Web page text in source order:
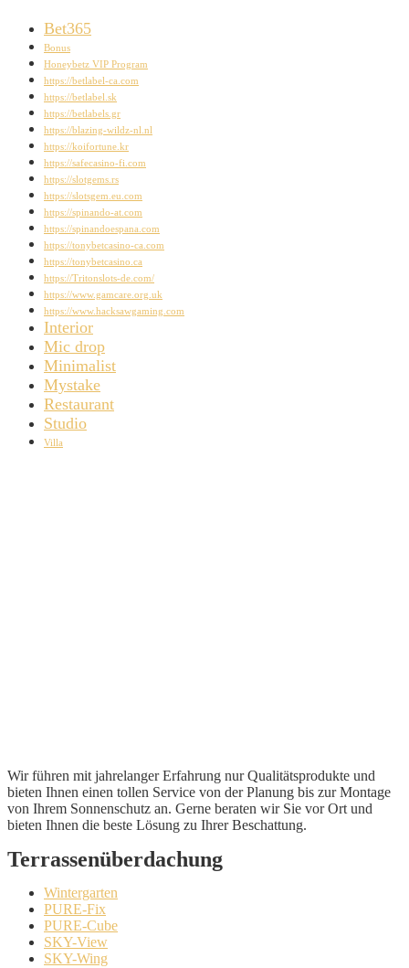
Bet365
Bonus
Honeybetz VIP Program
https://betlabel-ca.com
https://betlabel.sk
https://betlabels.gr
https://blazing-wildz-nl.nl
https://koifortune.kr
https://safecasino-fi.com
https://slotgems.rs
https://slotsgem.eu.com
https://spinando-at.com
https://spinandoespana.com
https://tonybetcasino-ca.com
https://tonybetcasino.ca
https://Tritonslots-de.com/
https://www.gamcare.org.uk
https://www.hacksawgaming.com
Interior
Mic drop
Minimalist
Mystake
Restaurant
Studio
Villa
Wir führen mit jahrelanger Erfahrung nur Qualitätsprodukte und
bieten Ihnen einen tollen Service von der Planung bis zur Montage
von Ihrem Sonnenschutz an. Gerne beraten wir Sie vor Ort und
bieten Ihnen die beste Lösung zu Ihrer Beschattung.
Terrassenüberdachung
Wintergarten
PURE-Fix
PURE-Cube
SKY-View
SKY-Wing